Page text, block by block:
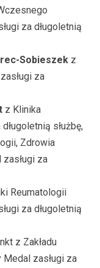
za długoletnią
Sobieszek z
za
z Klinika
służbę,
Zdrowia
za
Reumatologii
za długoletnią
z Zakładu
zasługi za